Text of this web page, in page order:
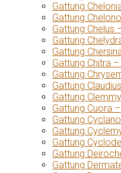
Gattung
Gattung
Gattung Chelus
Gattung
Gattung
Gattung Chitra
Gattung
Gattung Claudius
Gattung
Gattung Cuora
Gattung
Gattung
Gattung
Gattung
Gattung